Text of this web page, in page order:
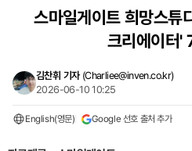
스마일게이트 희망스튜
크리에이터'
김찬휘 기자 (Charliee@inven.co.kr)
2026-06-10 10:25
English(영문) Google 선호 출처 추가